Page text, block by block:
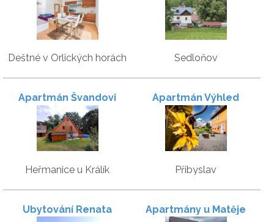
Deštné v Orlických horách Sedloňov
Apartmán Švandovi
Heřmanice u Králík
Apartmán Výhled
Přibyslav
Ubytování Renata Apartmány u Matěje